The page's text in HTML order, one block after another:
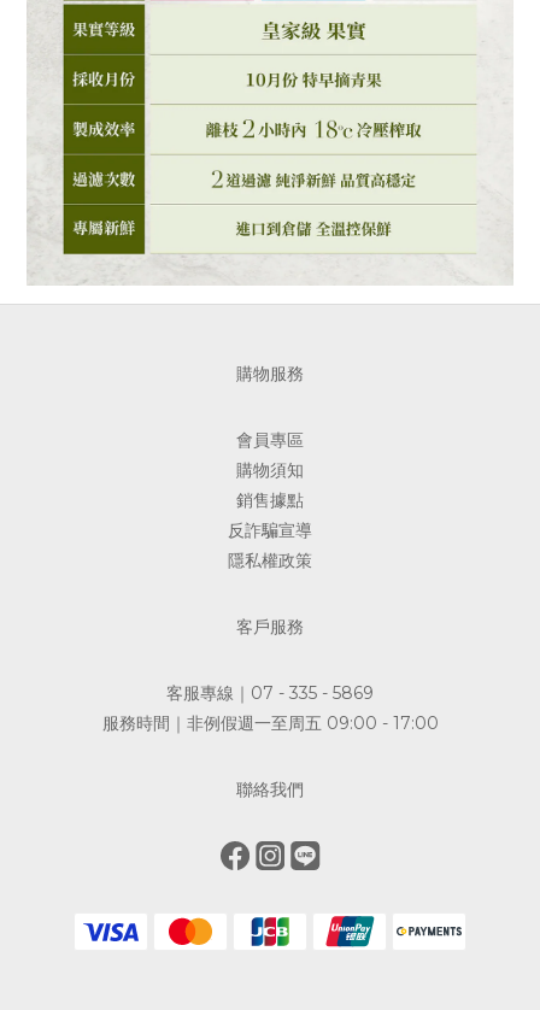
購物服務
會員專區
購物須知
銷售據點
反詐騙宣導
隱私權政策
客戶服務
客服專線｜07 - 335 - 5869
服務時間｜非例假週一至周五 09:00 - 17:00
聯絡我們